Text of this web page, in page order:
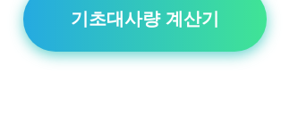
기초대사량 계산기